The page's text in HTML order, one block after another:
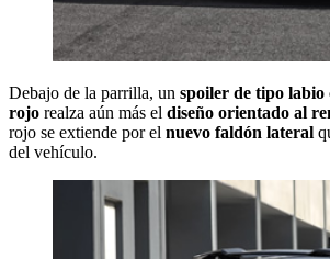
Debajo de la parrilla, un spoiler de tipo labio
rojo realza aún más el diseño orientado al
rojo se extiende por el nuevo faldón lateral
del vehículo.